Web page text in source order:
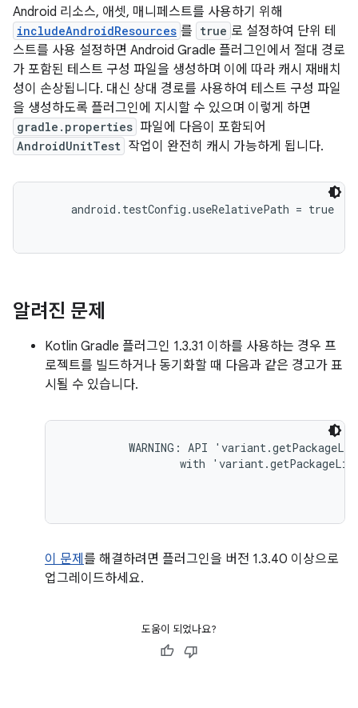
Android 리소스, 애셋, 매니페스트를 사용하기 위해
includeAndroidResources 를 true 로 설정하여 단위 테
스트를 사용 설정하면 Android Gradle 플러그인에서 절대 경로
가 포함된 테스트 구성 파일을 생성하며 이에 따라 캐시 재배치
성이 손상됩니다. 대신 상대 경로를 사용하여 테스트 구성 파일
을 생성하도록 플러그인에 지시할 수 있으며 이렇게 하면
gradle.properties 파일에 다음이 포함되어
AndroidUnitTest 작업이 완전히 캐시 가능하게 됩니다.
android.testConfig.useRelativePath = true
알려진 문제
Kotlin Gradle 플러그인 1.3.31 이하를 사용하는 경우 프
로젝트를 빌드하거나 동기화할 때 다음과 같은 경고가 표
시될 수 있습니다.
WARNING: API
with
이 문제 를 해결하려면 플러그인을 버전 1.3.40 이상으로
업그레이드하세요.
도움이 되었나요?